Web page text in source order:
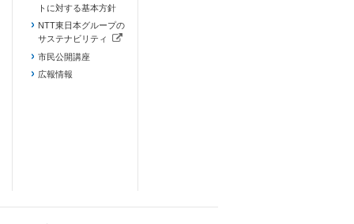
トに対する基本方針
NTT東日本グループの
サステナビリティ
（新しいタブで開きます）
市民公開講座
広報情報